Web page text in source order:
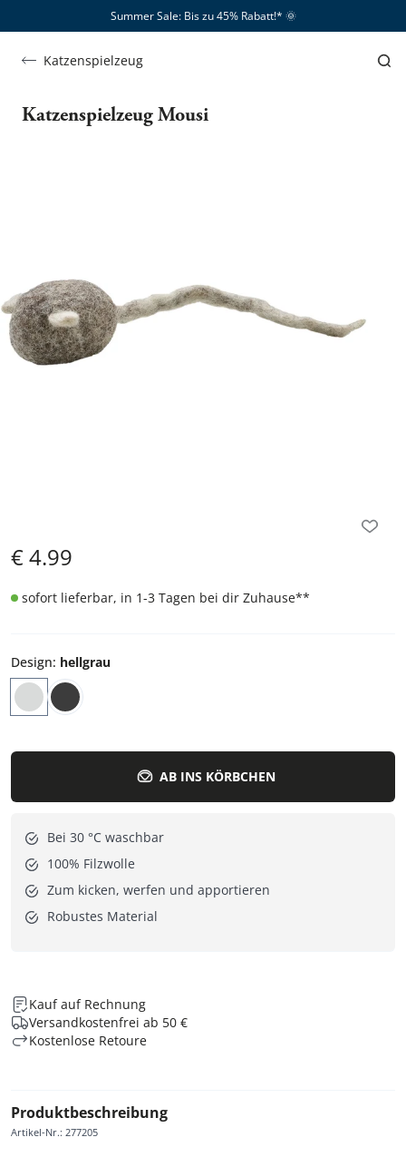
Summer Sale: Bis zu 45% Rabatt!*​ 🌞
Katzenspielzeug
Katzenspielzeug Mousi
€4.99
sofort lieferbar, in 1-3 Tagen bei dir Zuhause**
Design: hellgrau
AB INS KÖRBCHEN
Bei 30 °C waschbar
100% Filzwolle
Zum kicken, werfen und apportieren
Robustes Material
Kauf auf Rechnung
Versandkostenfrei ab 50 €
Kostenlose Retoure
Produktbeschreibung
Artikel-Nr.: 277205